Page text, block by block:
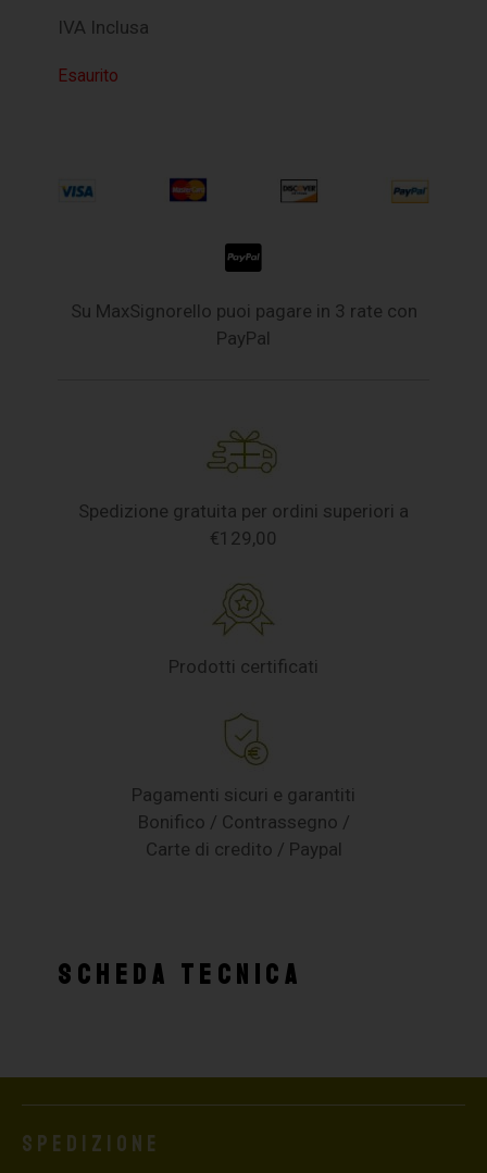
IVA Inclusa
Esaurito
Su MaxSignorello puoi pagare in 3 rate con
PayPal
Spedizione gratuita per ordini superiori a
€129,00
Prodotti certificati
Pagamenti sicuri e garantiti
Bonifico / Contrassegno /
Carte di credito / Paypal
SCHEDA TECNICA
Spedizione